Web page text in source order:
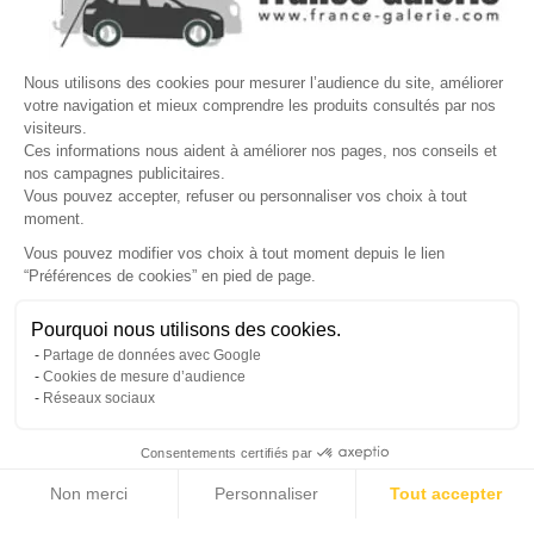
Nous utilisons des cookies pour mesurer l’audience du site, améliorer
votre navigation et mieux comprendre les produits consultés par nos
visiteurs.
Ces informations nous aident à améliorer nos pages, nos conseils et
nos campagnes publicitaires.
Vous pouvez accepter, refuser ou personnaliser vos choix à tout
moment.
Vous pouvez modifier vos choix à tout moment depuis le lien
“Préférences de cookies” en pied de page.
Pourquoi nous utilisons des cookies.
Partage de données avec Google
Cookies de mesure d’audience
Réseaux sociaux
Consentements certifiés par
Non merci Personnaliser Tout accepter
Gérer mes cookies
Site protégé par reCAPTCHA.
LETTRE D'INFORMATIONS
© Copyright 2026 France Galerie. Tous droits reservés.
Cliquez-ici pour modifier vos préférences en matière de cookies